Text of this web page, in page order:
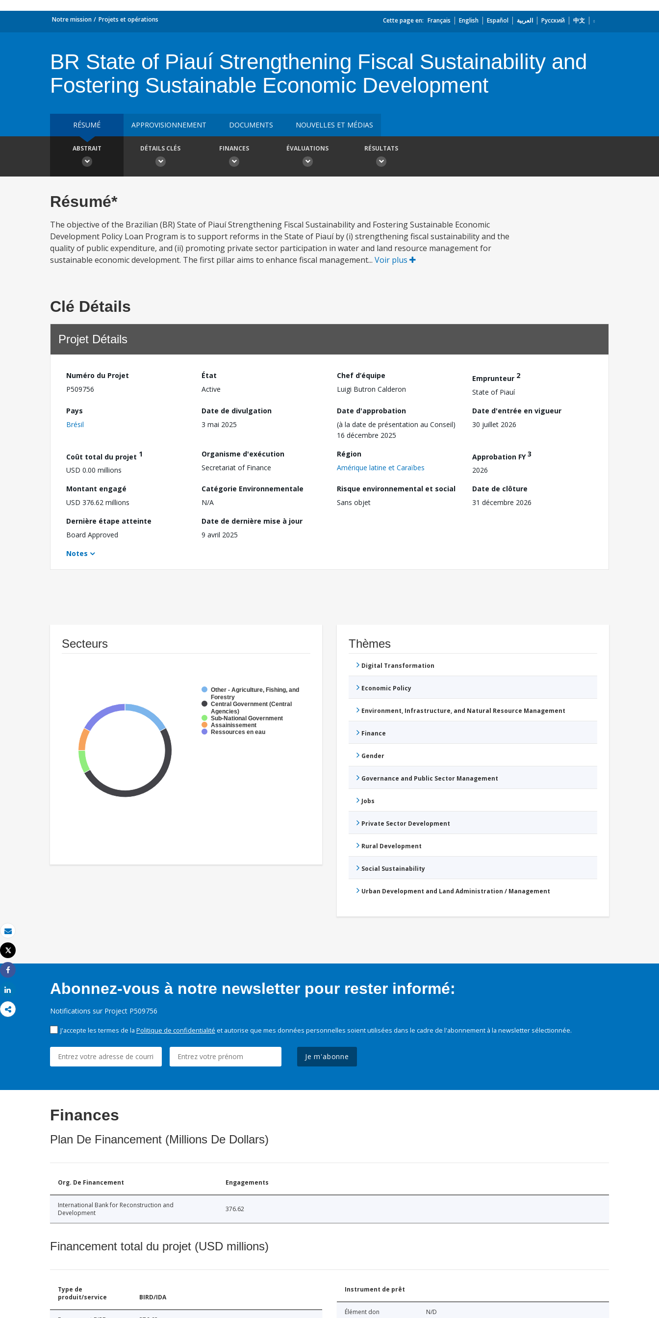
Email
Imprimer
Tweet
Share
Notre mission Projets et opérations Cette page en: Français English Español العربية Русский 中文
BR State of Piauí Strengthening Fiscal Sustainability and
Fostering Sustainable Economic Development
RÉSUMÉ APPROVISIONNEMENT DOCUMENTS NOUVELLES ET MÉDIAS
ABSTRAIT DÉTAILS CLÉS FINANCES ÉVALUATIONS RÉSULTATS
Résumé*
The objective of the Brazilian (BR) State of Piauí Strengthening Fiscal Sustainability and Fostering Sustainable Economic
Development Policy Loan Program is to support reforms in the State of Piauí by (i) strengthening fiscal sustainability and the
quality of public expenditure, and (ii) promoting private sector participation in water and land resource management for
sustainable economic development. The first pillar aims to enhance fiscal management... Voir plus
Clé Détails
Projet Détails
Numéro du Projet
P509756
État
Active
Chef d’équipe
Luigi Butron Calderon
Emprunteur 2
State of Piauí
Pays
Brésil
Date de divulgation
3 mai 2025
Date d'approbation
(à la date de présentation au Conseil)
16 décembre 2025
Date d'entrée en vigueur
30 juillet 2026
Coût total du projet 1
USD 0.00 millions
Organisme d'exécution
Secretariat of Finance
Région
Amérique latine et Caraïbes
Approbation FY3
2026
Montant engagé
USD 376.62 millions
Catégorie Environnementale
N/A
Risque environnemental et social
Sans objet
Date de clôture
31 décembre 2026
Dernière étape atteinte
Board Approved
Date de dernière mise à jour
9 avril 2025
Notes
Secteurs
Other - Agriculture, Fishing, and
Forestry
Central Government (Central
Agencies)
Sub-National Government
Assainissement
Ressources en eau
Thèmes
Digital Transformation
Economic Policy
Environment, Infrastructure, and Natural Resource Management
Finance
Gender
Governance and Public Sector Management
Jobs
Private Sector Development
Rural Development
Social Sustainability
Urban Development and Land Administration / Management
Abonnez-vous à notre newsletter pour rester informé:
Notifications sur Project P509756
J'accepte les termes de la Politique de confidentialité et autorise que mes données personnelles soient utilisées dans le cadre de l'abonnement à la newsletter sélectionnée.
Je m'abonne
Finances
Plan De Financement (Millions De Dollars)
Org. De Financement Engagements
International Bank for Reconstruction and
Development
376.62
Financement total du projet (USD millions)
Type de
produit/service
BIRD/IDA
Instrument de prêt
Élément don N/D